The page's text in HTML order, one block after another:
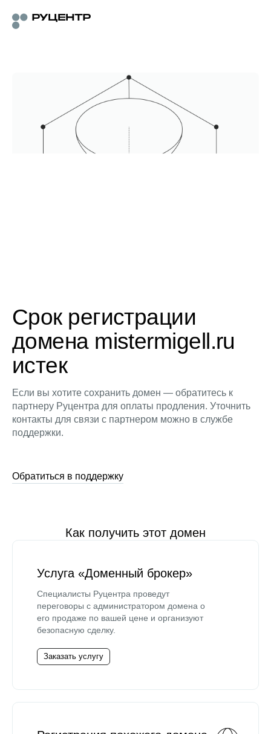
Срок регистрации
домена mistermigell.ru
истек
Если вы хотите сохранить домен — обратитесь к
партнеру Руцентра для оплаты продления. Уточнить
контакты для связи с партнером можно в службе
поддержки.
Обратиться в поддержку
Как получить этот домен
Услуга «Доменный брокер»
Специалисты Руцентра проведут
переговоры с администратором домена о
его продаже по вашей цене и организуют
безопасную сделку.
Заказать услугу